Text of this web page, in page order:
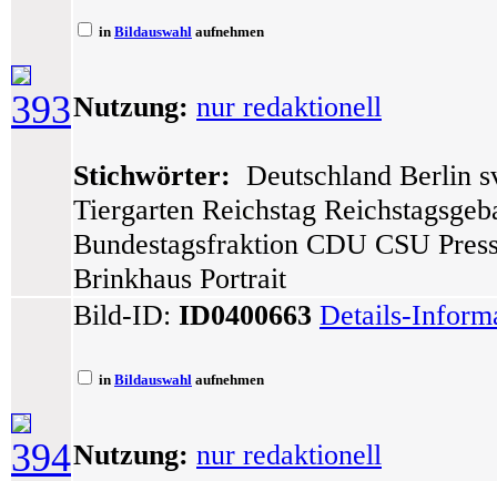
393
in Bildauswahl aufnehmen
Nutzung: nur redaktionell
Stichwörter: Deutschland Berlin
Tiergarten Reichstag
Bundestagsfraktion CDU CSU
Brinkhaus Portrait
394
Bild-ID: ID0400663 Details-
in Bildauswahl aufnehmen
Nutzung: nur redaktionell